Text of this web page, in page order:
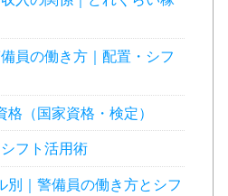
員の働き方｜配置・シフ
格（国家資格・検定）
フト活用術
別｜警備員の働き方とシフ